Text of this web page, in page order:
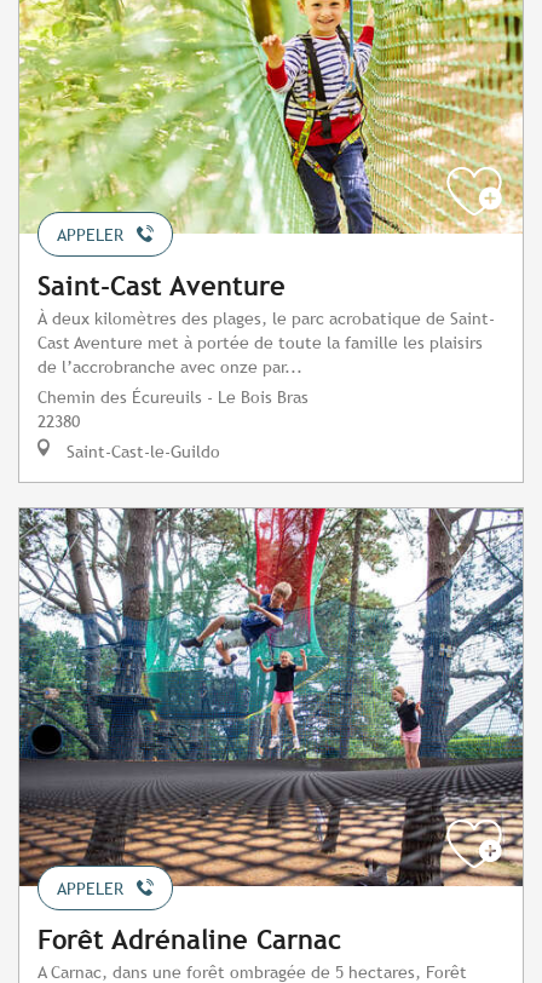
APPELER
Saint-Cast Aventure
À deux kilomètres des plages, le parc acrobatique de Saint-
Cast Aventure met à portée de toute la famille les plaisirs
de l’accrobranche avec onze par...
Chemin des Écureuils - Le Bois Bras
22380
Saint-Cast-le-Guildo
APPELER
Forêt Adrénaline Carnac
A Carnac, dans une forêt ombragée de 5 hectares, Forêt